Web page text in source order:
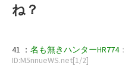
ね？
41 ： 名も無きハンターHR774
ID:M5nnueWS.net[1/2]